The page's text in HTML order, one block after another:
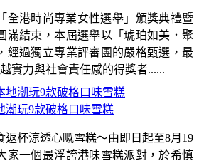
潮玩9款破格口味雪糕
返杯涼透心嘅雪糕～由即日起至8月19
家一個最浮誇港味雪糕派對，於希慎
全港時尚專業女性選舉」頒獎典禮暨
滿結束，本屆選舉以「琥珀如美．聚
經過獨立專業評審團的嚴格甄選，最
實力與社會責任感的得獎者......